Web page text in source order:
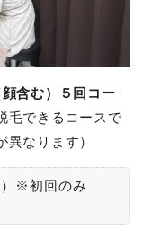
顔含む）５回コー
毛できるコースで
なります）
）※初回のみ